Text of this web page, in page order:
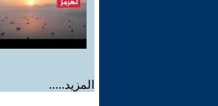
المزيد.....